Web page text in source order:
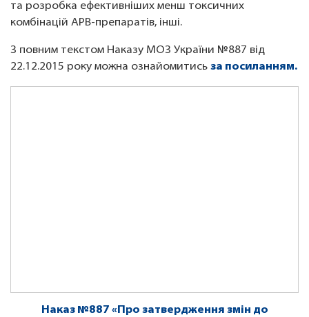
та розробка ефективніших менш токсичних
комбінацій АРВ-препаратів, інші.
З повним текстом Наказу МОЗ України №887 від
22.12.2015 року можна ознайомитись за посиланням.
Наказ №887 «Про затвердження змін до